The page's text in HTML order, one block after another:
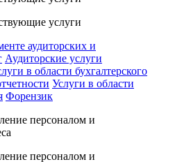
услуги
аудиторских и
Аудиторские услуги
в области бухгалтерского
Услуги в области
Форензик
персоналом и
персоналом и